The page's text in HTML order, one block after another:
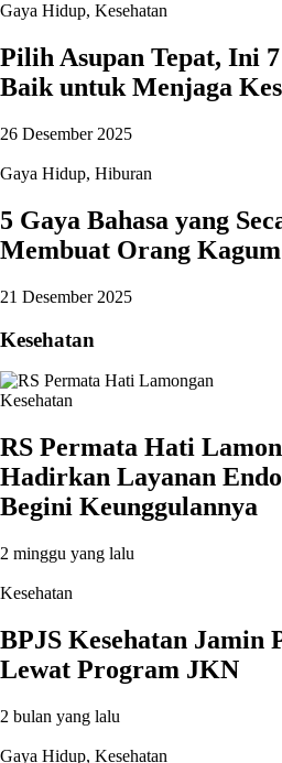
Gaya Hidup, Kesehatan
Pilih Asupan Tepat, Ini
Baik untuk Menjaga
26 Desember 2025
Gaya Hidup, Hiburan
5 Gaya Bahasa yang
Membuat Orang Kagum
21 Desember 2025
Kesehatan
Kesehatan
RS Permata Hati
Hadirkan Layanan
Begini Keunggulannya
2 minggu yang lalu
Kesehatan
BPJS Kesehatan Jamin
Lewat Program JKN
2 bulan yang lalu
Gaya Hidup, Kesehatan